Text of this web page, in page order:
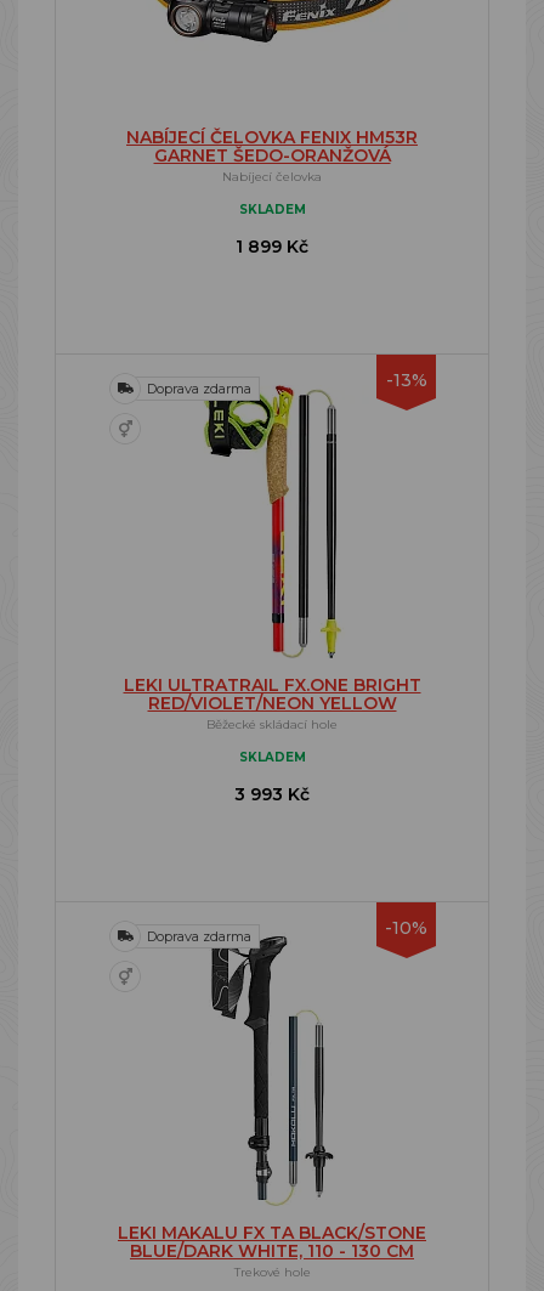
NABÍJECÍ ČELOVKA FENIX HM53R
GARNET ŠEDO-ORANŽOVÁ
Nabíjecí čelovka
SKLADEM
1 899 Kč
-13%
Doprava zdarma
LEKI ULTRATRAIL FX.ONE BRIGHT
RED/VIOLET/NEON YELLOW
Běžecké skládací hole
SKLADEM
3 993 Kč
-10%
Doprava zdarma
LEKI MAKALU FX TA BLACK/STONE
BLUE/DARK WHITE, 110 - 130 CM
Trekové hole